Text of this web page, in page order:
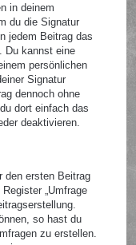
in deinem
du die Signatur
jedem Beitrag das
Du kannst eine
persönlichen
Signatur
dennoch ohne
dort einfach das
deaktivieren.
den ersten Beitrag
„Umfrage
so hast du
zu erstellen.